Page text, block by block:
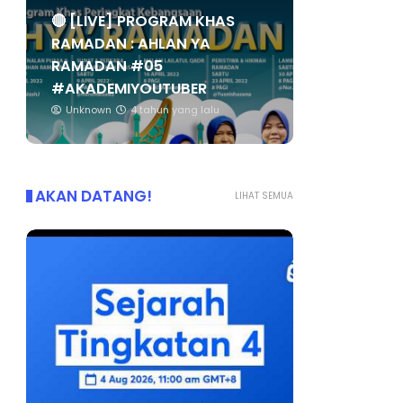
🔴 [LIVE] PROGRAM KHAS
RAMADAN : AHLAN YA
RAMADAN #05
#AKADEMIYOUTUBER
Unknown 4 tahun yang lalu